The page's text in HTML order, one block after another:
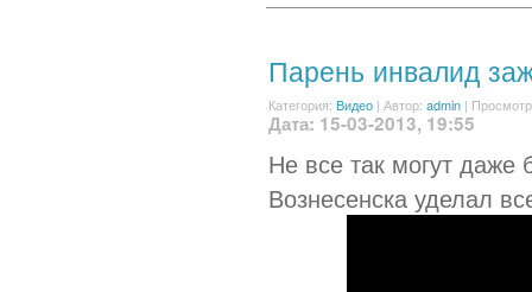
Парень инвалид
Категория: Видео | Автор: admin |
Дата: 15-03-2013, 19:55
Не все так могут
Вознесенска уделал